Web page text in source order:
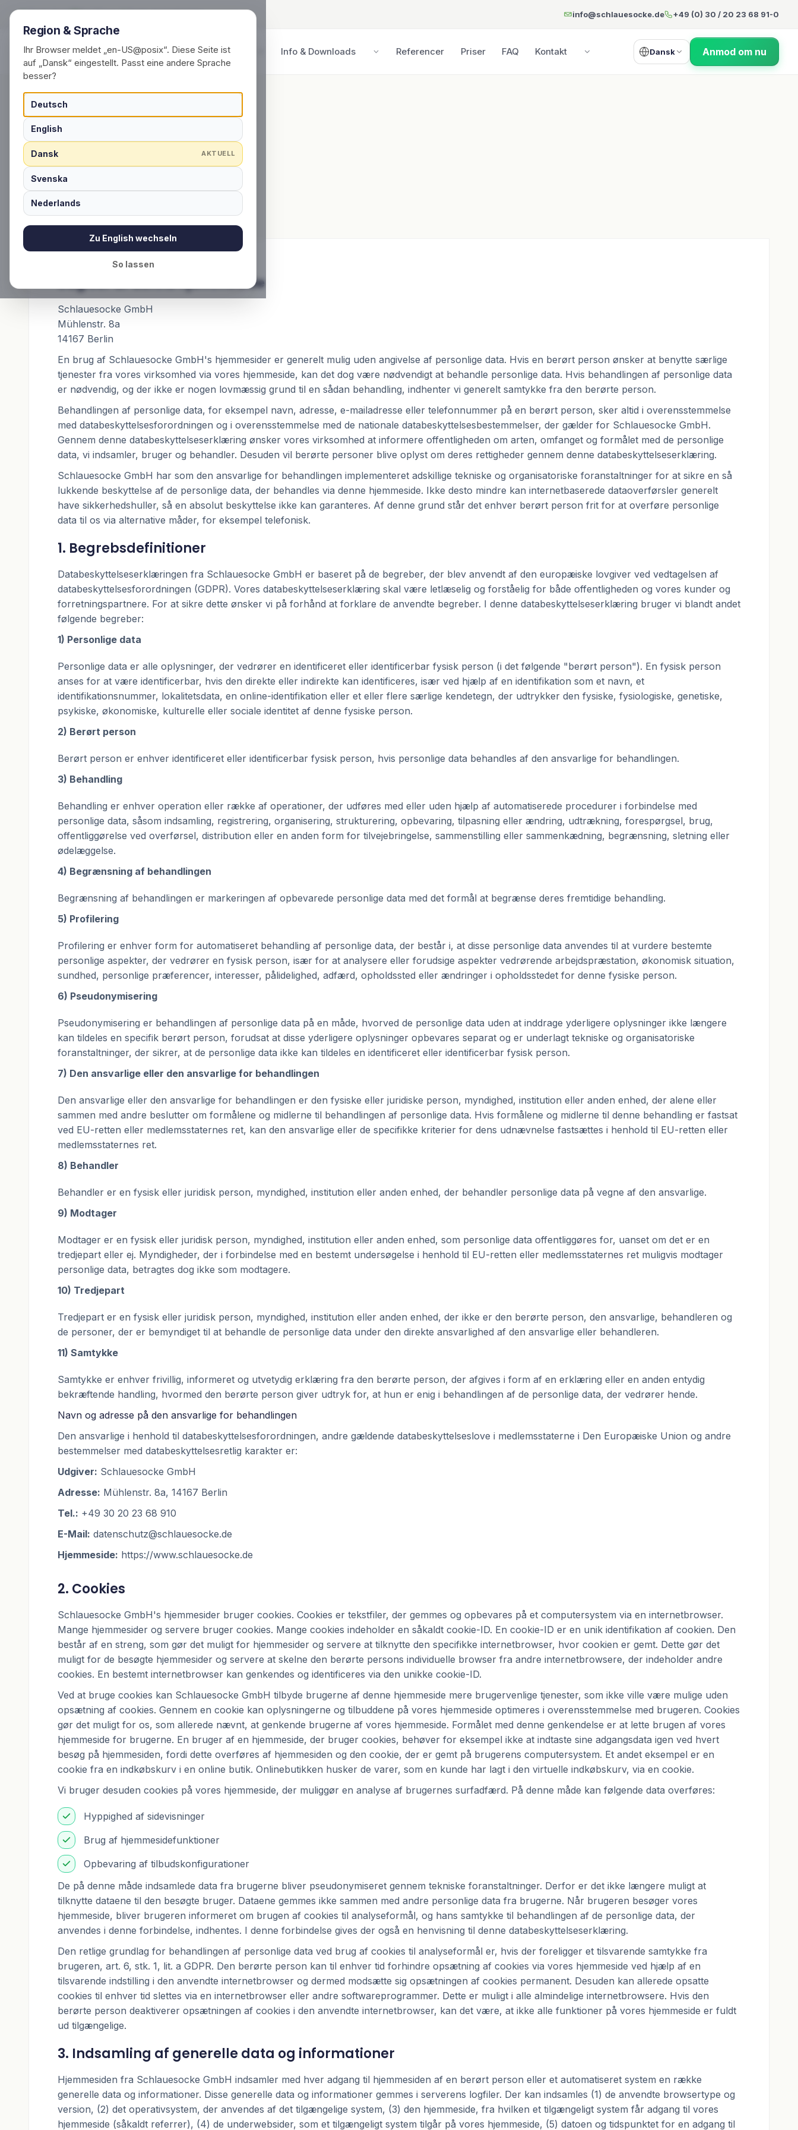
Databeskyttelse
Region & Sprache
Ihr Browser meldet „en-US@posix“. Diese Seite ist
auf „Dansk“ eingestellt. Passt eine andere Sprache
besser?
Deutsch
English
Dansk AKTUELL
Svenska
Nederlands
Zu English wechseln
So lassen
info@schlauesocke.de +49 (0) 30 / 20 23 68 91-0
Produkter Info & Downloads Referencer Priser FAQ Kontakt Dansk Anmod om nu
Databeskyttelse
Privatlivspolitik for Schlauesocke GmbH
Udgiver af denne hjemmeside
Schlauesocke GmbH
Mühlenstr. 8a
14167 Berlin
En brug af Schlauesocke GmbH's hjemmesider er generelt mulig uden angivelse af personlige data. Hvis en berørt person ønsker at benytte særlige
tjenester fra vores virksomhed via vores hjemmeside, kan det dog være nødvendigt at behandle personlige data. Hvis behandlingen af personlige data
er nødvendig, og der ikke er nogen lovmæssig grund til en sådan behandling, indhenter vi generelt samtykke fra den berørte person.
Behandlingen af personlige data, for eksempel navn, adresse, e-mailadresse eller telefonnummer på en berørt person, sker altid i overensstemmelse
med databeskyttelsesforordningen og i overensstemmelse med de nationale databeskyttelsesbestemmelser, der gælder for Schlauesocke GmbH.
Gennem denne databeskyttelseserklæring ønsker vores virksomhed at informere offentligheden om arten, omfanget og formålet med de personlige
data, vi indsamler, bruger og behandler. Desuden vil berørte personer blive oplyst om deres rettigheder gennem denne databeskyttelseserklæring.
Schlauesocke GmbH har som den ansvarlige for behandlingen implementeret adskillige tekniske og organisatoriske foranstaltninger for at sikre en så
lukkende beskyttelse af de personlige data, der behandles via denne hjemmeside. Ikke desto mindre kan internetbaserede dataoverførsler generelt
have sikkerhedshuller, så en absolut beskyttelse ikke kan garanteres. Af denne grund står det enhver berørt person frit for at overføre personlige
data til os via alternative måder, for eksempel telefonisk.
1. Begrebsdefinitioner
Databeskyttelseserklæringen fra Schlauesocke GmbH er baseret på de begreber, der blev anvendt af den europæiske lovgiver ved vedtagelsen af
databeskyttelsesforordningen (GDPR). Vores databeskyttelseserklæring skal være letlæselig og forståelig for både offentligheden og vores kunder og
forretningspartnere. For at sikre dette ønsker vi på forhånd at forklare de anvendte begreber. I denne databeskyttelseserklæring bruger vi blandt andet
følgende begreber:
1) Personlige data
Personlige data er alle oplysninger, der vedrører en identificeret eller identificerbar fysisk person (i det følgende "berørt person"). En fysisk person
anses for at være identificerbar, hvis den direkte eller indirekte kan identificeres, især ved hjælp af en identifikation som et navn, et
identifikationsnummer, lokalitetsdata, en online-identifikation eller et eller flere særlige kendetegn, der udtrykker den fysiske, fysiologiske, genetiske,
psykiske, økonomiske, kulturelle eller sociale identitet af denne fysiske person.
2) Berørt person
Berørt person er enhver identificeret eller identificerbar fysisk person, hvis personlige data behandles af den ansvarlige for behandlingen.
3) Behandling
Behandling er enhver operation eller række af operationer, der udføres med eller uden hjælp af automatiserede procedurer i forbindelse med
personlige data, såsom indsamling, registrering, organisering, strukturering, opbevaring, tilpasning eller ændring, udtrækning, forespørgsel, brug,
offentliggørelse ved overførsel, distribution eller en anden form for tilvejebringelse, sammenstilling eller sammenkædning, begrænsning, sletning eller
ødelæggelse.
4) Begrænsning af behandlingen
Begrænsning af behandlingen er markeringen af opbevarede personlige data med det formål at begrænse deres fremtidige behandling.
5) Profilering
Profilering er enhver form for automatiseret behandling af personlige data, der består i, at disse personlige data anvendes til at vurdere bestemte
personlige aspekter, der vedrører en fysisk person, især for at analysere eller forudsige aspekter vedrørende arbejdspræstation, økonomisk situation,
sundhed, personlige præferencer, interesser, pålidelighed, adfærd, opholdssted eller ændringer i opholdsstedet for denne fysiske person.
6) Pseudonymisering
Pseudonymisering er behandlingen af personlige data på en måde, hvorved de personlige data uden at inddrage yderligere oplysninger ikke længere
kan tildeles en specifik berørt person, forudsat at disse yderligere oplysninger opbevares separat og er underlagt tekniske og organisatoriske
foranstaltninger, der sikrer, at de personlige data ikke kan tildeles en identificeret eller identificerbar fysisk person.
7) Den ansvarlige eller den ansvarlige for behandlingen
Den ansvarlige eller den ansvarlige for behandlingen er den fysiske eller juridiske person, myndighed, institution eller anden enhed, der alene eller
sammen med andre beslutter om formålene og midlerne til behandlingen af personlige data. Hvis formålene og midlerne til denne behandling er fastsat
ved EU-retten eller medlemsstaternes ret, kan den ansvarlige eller de specifikke kriterier for dens udnævnelse fastsættes i henhold til EU-retten eller
medlemsstaternes ret.
8) Behandler
Behandler er en fysisk eller juridisk person, myndighed, institution eller anden enhed, der behandler personlige data på vegne af den ansvarlige.
9) Modtager
Modtager er en fysisk eller juridisk person, myndighed, institution eller anden enhed, som personlige data offentliggøres for, uanset om det er en
tredjepart eller ej. Myndigheder, der i forbindelse med en bestemt undersøgelse i henhold til EU-retten eller medlemsstaternes ret muligvis modtager
personlige data, betragtes dog ikke som modtagere.
10) Tredjepart
Tredjepart er en fysisk eller juridisk person, myndighed, institution eller anden enhed, der ikke er den berørte person, den ansvarlige, behandleren og
de personer, der er bemyndiget til at behandle de personlige data under den direkte ansvarlighed af den ansvarlige eller behandleren.
11) Samtykke
Samtykke er enhver frivillig, informeret og utvetydig erklæring fra den berørte person, der afgives i form af en erklæring eller en anden entydig
bekræftende handling, hvormed den berørte person giver udtryk for, at hun er enig i behandlingen af de personlige data, der vedrører hende.
Navn og adresse på den ansvarlige for behandlingen
Den ansvarlige i henhold til databeskyttelsesforordningen, andre gældende databeskyttelseslove i medlemsstaterne i Den Europæiske Union og andre
bestemmelser med databeskyttelsesretlig karakter er:
Udgiver: Schlauesocke GmbH
Adresse: Mühlenstr. 8a, 14167 Berlin
Tel.: +49 30 20 23 68 910
E-Mail: datenschutz@schlauesocke.de
Hjemmeside: https://www.schlauesocke.de
2. Cookies
Schlauesocke GmbH's hjemmesider bruger cookies. Cookies er tekstfiler, der gemmes og opbevares på et computersystem via en internetbrowser.
Mange hjemmesider og servere bruger cookies. Mange cookies indeholder en såkaldt cookie-ID. En cookie-ID er en unik identifikation af cookien. Den
består af en streng, som gør det muligt for hjemmesider og servere at tilknytte den specifikke internetbrowser, hvor cookien er gemt. Dette gør det
muligt for de besøgte hjemmesider og servere at skelne den berørte persons individuelle browser fra andre internetbrowsere, der indeholder andre
cookies. En bestemt internetbrowser kan genkendes og identificeres via den unikke cookie-ID.
Ved at bruge cookies kan Schlauesocke GmbH tilbyde brugerne af denne hjemmeside mere brugervenlige tjenester, som ikke ville være mulige uden
opsætning af cookies. Gennem en cookie kan oplysningerne og tilbuddene på vores hjemmeside optimeres i overensstemmelse med brugeren. Cookies
gør det muligt for os, som allerede nævnt, at genkende brugerne af vores hjemmeside. Formålet med denne genkendelse er at lette brugen af vores
hjemmeside for brugerne. En bruger af en hjemmeside, der bruger cookies, behøver for eksempel ikke at indtaste sine adgangsdata igen ved hvert
besøg på hjemmesiden, fordi dette overføres af hjemmesiden og den cookie, der er gemt på brugerens computersystem. Et andet eksempel er en
cookie fra en indkøbskurv i en online butik. Onlinebutikken husker de varer, som en kunde har lagt i den virtuelle indkøbskurv, via en cookie.
Vi bruger desuden cookies på vores hjemmeside, der muliggør en analyse af brugernes surfadfærd. På denne måde kan følgende data overføres:
Hyppighed af sidevisninger
Brug af hjemmesidefunktioner
Opbevaring af tilbudskonfigurationer
De på denne måde indsamlede data fra brugerne bliver pseudonymiseret gennem tekniske foranstaltninger. Derfor er det ikke længere muligt at
tilknytte dataene til den besøgte bruger. Dataene gemmes ikke sammen med andre personlige data fra brugerne. Når brugeren besøger vores
hjemmeside, bliver brugeren informeret om brugen af cookies til analyseformål, og hans samtykke til behandlingen af de personlige data, der
anvendes i denne forbindelse, indhentes. I denne forbindelse gives der også en henvisning til denne databeskyttelseserklæring.
Den retlige grundlag for behandlingen af personlige data ved brug af cookies til analyseformål er, hvis der foreligger et tilsvarende samtykke fra
brugeren, art. 6, stk. 1, lit. a GDPR. Den berørte person kan til enhver tid forhindre opsætning af cookies via vores hjemmeside ved hjælp af en
tilsvarende indstilling i den anvendte internetbrowser og dermed modsætte sig opsætningen af cookies permanent. Desuden kan allerede opsatte
cookies til enhver tid slettes via en internetbrowser eller andre softwareprogrammer. Dette er muligt i alle almindelige internetbrowsere. Hvis den
berørte person deaktiverer opsætningen af cookies i den anvendte internetbrowser, kan det være, at ikke alle funktioner på vores hjemmeside er fuldt
ud tilgængelige.
3. Indsamling af generelle data og informationer
Hjemmesiden fra Schlauesocke GmbH indsamler med hver adgang til hjemmesiden af en berørt person eller et automatiseret system en række
generelle data og informationer. Disse generelle data og informationer gemmes i serverens logfiler. Der kan indsamles (1) de anvendte browsertype og
version, (2) det operativsystem, der anvendes af det tilgængelige system, (3) den hjemmeside, fra hvilken et tilgængeligt system får adgang til vores
hjemmeside (såkaldt referrer), (4) de underwebsider, som et tilgængeligt system tilgår på vores hjemmeside, (5) datoen og tidspunktet for en adgang til